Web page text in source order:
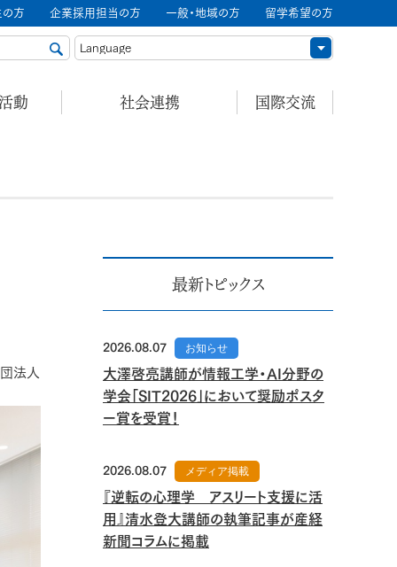
方 企業採用担当の方 一般・地域の方 留学希望の方
動 社会連携 国際交流
法人
最新トピックス
2026.08.07 お知らせ
大澤啓亮講師が情報工学・AI分野の
学会「SIT2026」において奨励ポスタ
ー賞を受賞！
2026.08.07 メディア掲載
『逆転の心理学 アスリート支援に活
用』清水登大講師の執筆記事が産経
新聞コラムに掲載